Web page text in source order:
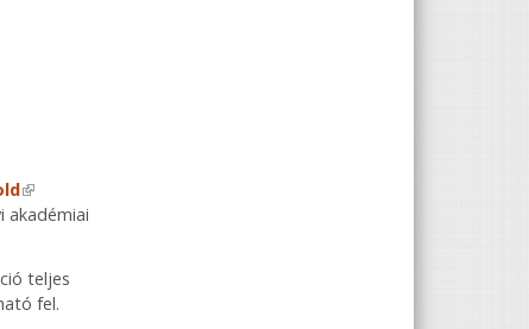
(link is external)
akadémiai
teljes
fel.